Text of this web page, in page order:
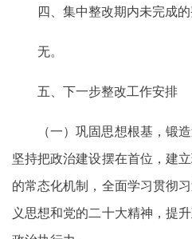
四、集中整改期内未完成
无。
五、下一步整改工作安排
（一）巩固思想根基，锻
坚持把政治建设摆在首位，建
的常态化机制，全面学习贯彻
义思想和党的二十大精神，提